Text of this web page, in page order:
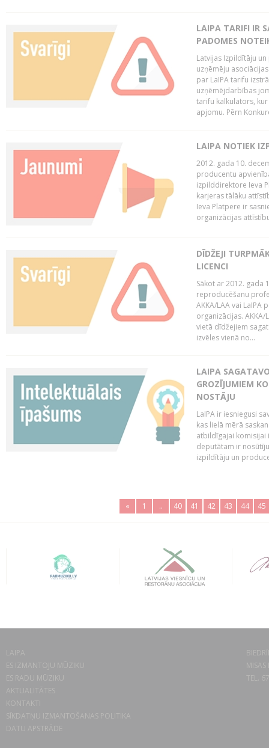
LAIPA TARIFI IR
PADOMES
Latvijas Izpildītāju
uzņēmēju
par LaIPA tarifu
uzņēmējdarbības
tarifu kalkulators,
apjomu. Pērn
LAIPA NOTIEK
2012. gada 10.
producentu
izpilddirektore Ieva
karjeras tālāku
Ieva Platpere ir
organizācijas
DĪDŽEJI
LICENCI
Sākot ar 2012. gada
reproducēšanu
AKKA/LAA vai LaIPA
organizācijas.
vietā dīdžejiem
izvēles vienā no...
LAIPA
GROZĪJUMIEM
NOSTĀJU
LaIPA ir iesniegusi
kas lielā mērā
atbildīgajai komisijai
deputātam ir
izpildītāju un
« 1 .. 40 41 42 43 44 45
LAIPA
ES IZMANTOJU MŪZIKU
ES RADU MŪZIKU
AKTUALITĀTES
KONTAKTI
SĪKDATŅU IZMANTOŠANAS POLITIKA
DATU APSTRĀDE
TEL.